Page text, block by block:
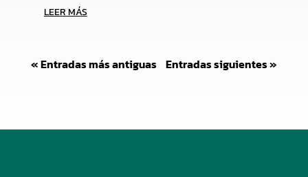
LEER MÁS
« Entradas más antiguas Entradas siguientes »